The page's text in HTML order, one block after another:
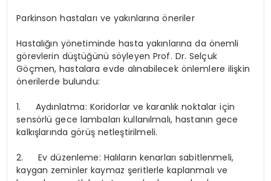
Parkinson hastaları ve yakınlarına öneriler
Hastalığın yönetiminde hasta yakınlarına da önemli
görevlerin düştüğünü söyleyen Prof. Dr. Selçuk
Göçmen, hastalara evde alınabilecek önlemlere ilişkin
önerilerde bulundu:
1. Aydınlatma: Koridorlar ve karanlık noktalar için
sensörlü gece lambaları kullanılmalı, hastanın gece
kalkışlarında görüş netleştirilmeli.
2. Ev düzenleme: Halıların kenarları sabitlenmeli,
kaygan zeminler kaymaz şeritlerle kaplanmalı ve